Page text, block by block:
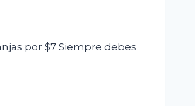
por $7 Siempre debes